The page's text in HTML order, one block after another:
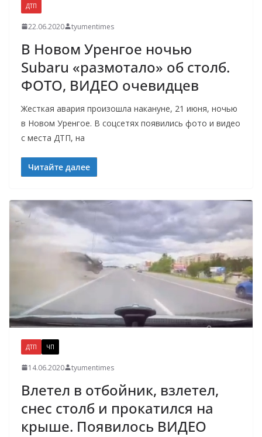
ДТП
22.06.2020 tyumentimes
В Новом Уренгое ночью
Subaru «размотало» об столб.
ФОТО, ВИДЕО очевидцев
Жесткая авария произошла накануне, 21 июня, ночью
в Новом Уренгое. В соцсетях появились фото и видео
с места ДТП, на
Читайте далее
ДТП ЧП
14.06.2020 tyumentimes
Влетел в отбойник, взлетел,
снес столб и прокатился на
крыше. Появилось ВИДЕО